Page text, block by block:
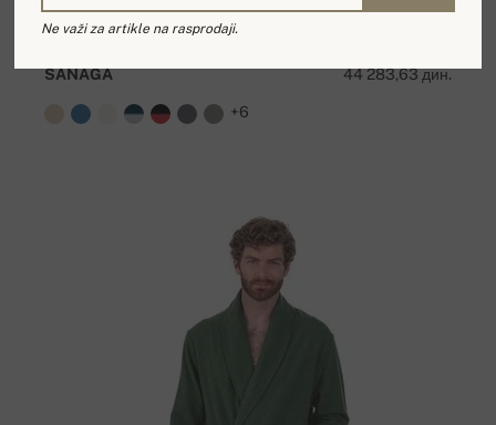
44 283,63 дин.
SANAGA
+6
Ne važi za artikle na rasprodaji.